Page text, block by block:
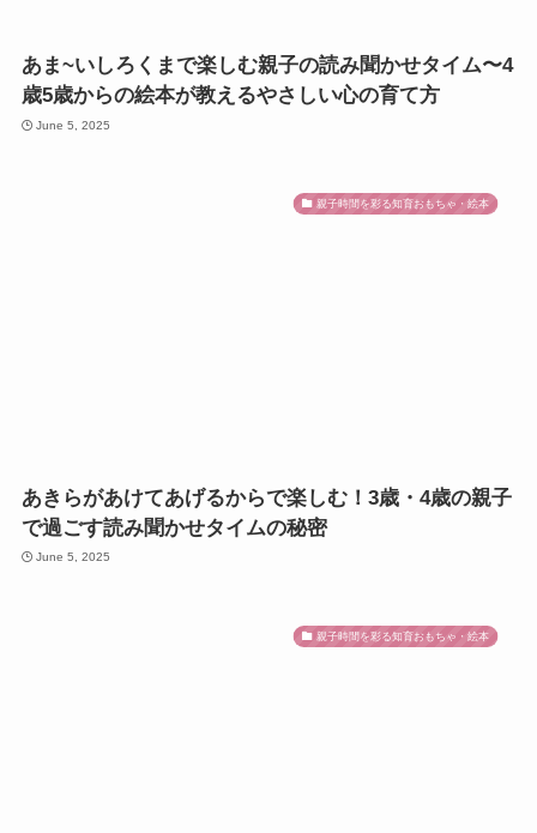
あま~いしろくまで楽しむ親子の読み聞かせタイム〜4
歳5歳からの絵本が教えるやさしい心の育て方
June 5, 2025
親子時間を彩る知育おもちゃ・絵本
あきらがあけてあげるからで楽しむ！3歳・4歳の親子
で過ごす読み聞かせタイムの秘密
June 5, 2025
親子時間を彩る知育おもちゃ・絵本